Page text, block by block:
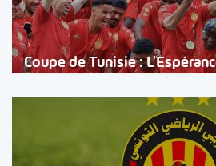
Coupe de Tunisie :